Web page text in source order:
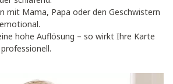
mit Mama, Papa oder den Geschwistern
hohe Auflösung – so wirkt Ihre Karte